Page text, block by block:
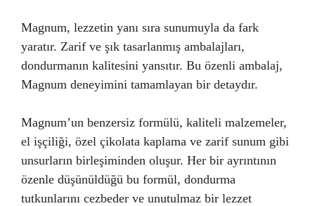
Magnum, lezzetin yanı sıra sunumuyla da fark
yaratır. Zarif ve şık tasarlanmış ambalajları,
dondurmanın kalitesini yansıtır. Bu özenli ambalaj,
Magnum deneyimini tamamlayan bir detaydır.
Magnum’un benzersiz formülü, kaliteli malzemeler,
el işçiliği, özel çikolata kaplama ve zarif sunum gibi
unsurların birleşiminden oluşur. Her bir ayrıntının
özenle düşünüldüğü bu formül, dondurma
tutkunlarını cezbeder ve unutulmaz bir lezzet